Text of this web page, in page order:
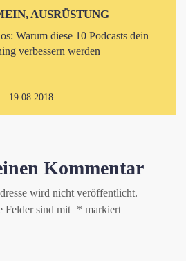
AUSRÜSTUNG
Warum diese 10 Podcasts dein
verbessern werden
19.08.2018
Kommentar
wird nicht veröffentlicht.
Felder sind mit * markiert